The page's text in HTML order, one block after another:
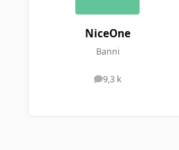
NiceOne
Banni
9,3 k
messages